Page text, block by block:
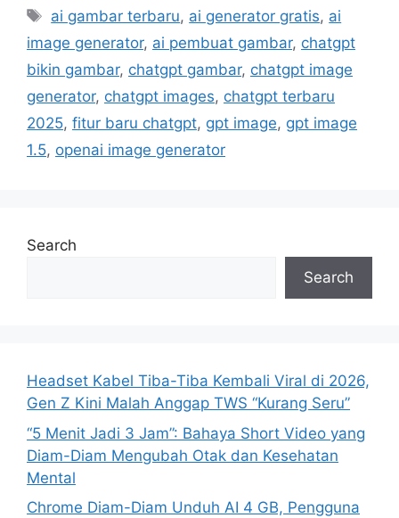
e
g
o
r
i
s
T
a
g
s
ai gambar terbaru, ai generator gratis, ai
image generator, ai pembuat gambar, chatgpt
bikin gambar, chatgpt gambar, chatgpt image
generator, chatgpt images, chatgpt terbaru
2025, fitur baru chatgpt, gpt image, gpt image
1.5, openai image generator
Search
Search
Headset Kabel Tiba-Tiba Kembali Viral di 2026,
Gen Z Kini Malah Anggap TWS “Kurang Seru”
“5 Menit Jadi 3 Jam”: Bahaya Short Video yang
Diam-Diam Mengubah Otak dan Kesehatan
Mental
Chrome Diam-Diam Unduh AI 4 GB, Pengguna